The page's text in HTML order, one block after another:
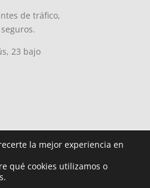
de tráfico,
23 bajo
la mejor experiencia en
qué cookies utilizamos o